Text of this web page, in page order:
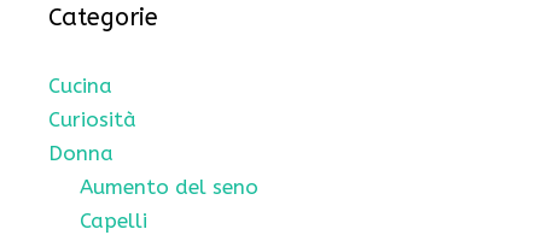
Categorie
Cucina
Curiosità
Donna
Aumento del seno
Capelli